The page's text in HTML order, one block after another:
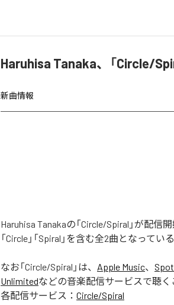
Haruhisa Tanaka、「Circle/
新曲情報
Haruhisa Tanakaの「Circle/Spiral」が配
「Circle」「Spiral」を含む全2曲となっている
なお「Circle/Spiral 」は、 Apple Music、
Unlimitedなどの音楽配信サービスで聴く
各配信サービス： Circle/Spiral